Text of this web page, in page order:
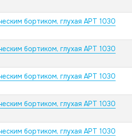
бортиком, глухая АРТ 1030
бортиком, глухая АРТ 1030
бортиком, глухая АРТ 1030
бортиком, глухая АРТ 1030
бортиком, глухая АРТ 1030